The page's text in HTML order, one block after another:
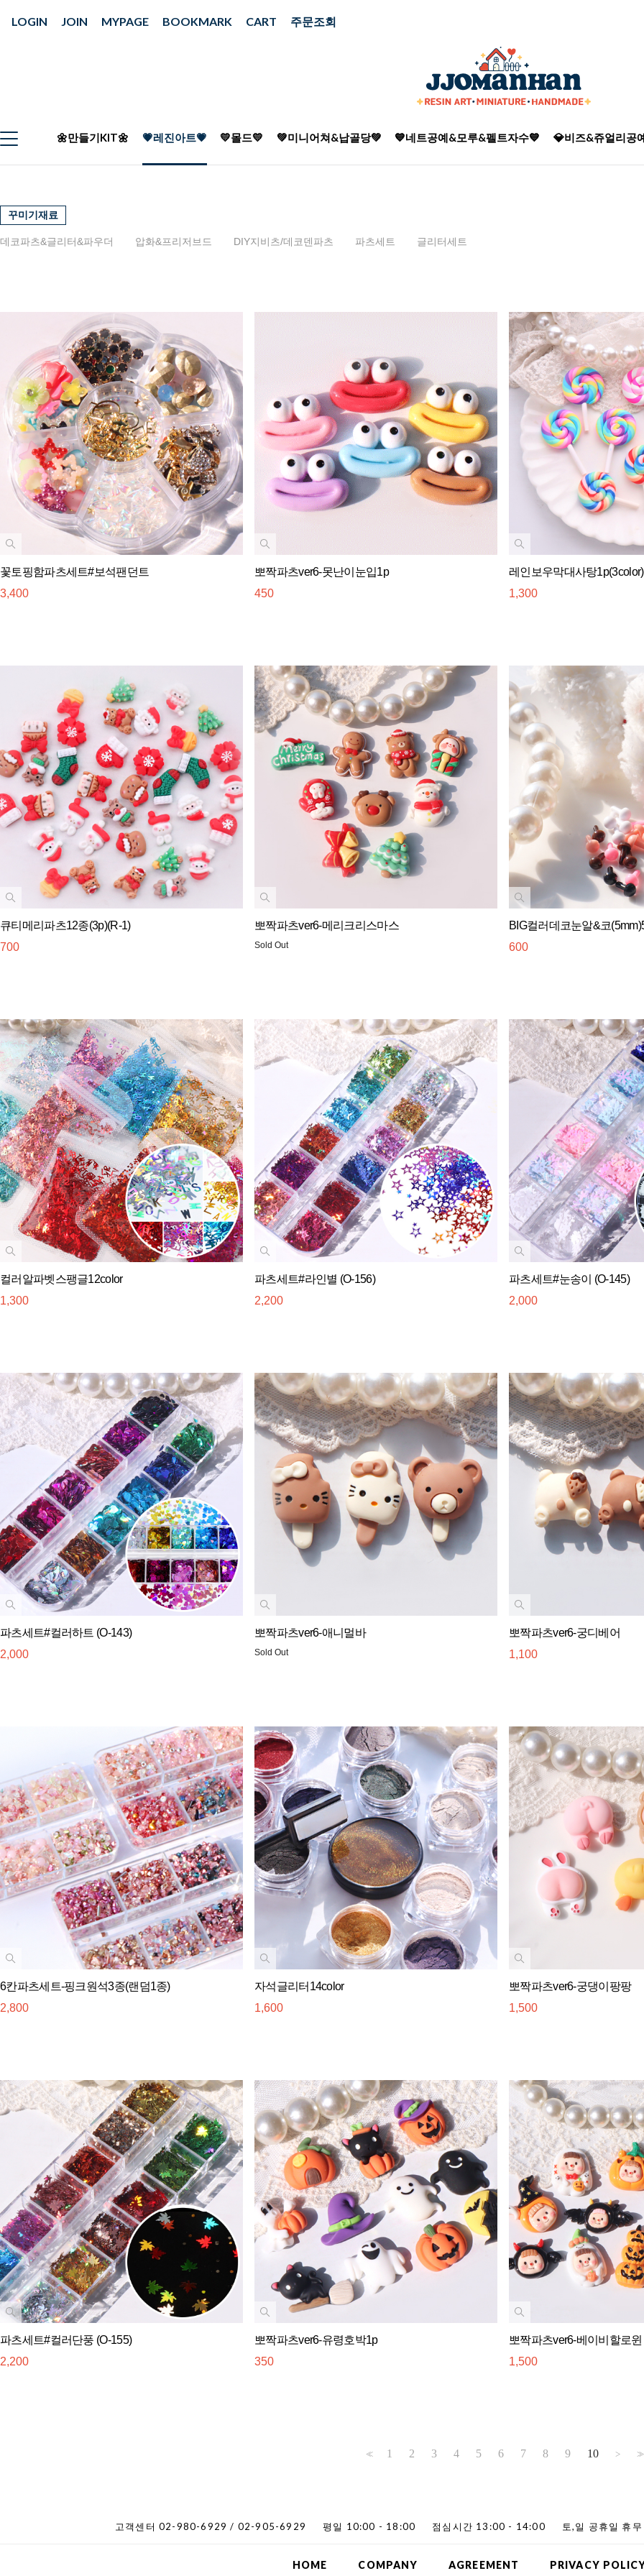
LOGIN JOIN MYPAGE BOOKMARK CART 주문조회
🌼만들기KIT🌼 💗레진아트💗 💛몰드💛 💚미니어쳐&납골당💚 💙네트공예&모루&펠트자수💙 💎비즈&쥬얼리공
꾸미기재료
데코파츠&글리터&파우더 압화&프리저브드 DIY지비츠/데코덴파츠 파츠세트 글리터세트
꽃토핑함파츠세트#보석팬던트
3,400
뽀짝파츠ver6-못난이눈입1p
450
레인보우막대사탕1p(3color)
1,300
큐티메리파츠12종(3p)(R-1)
700
뽀짝파츠ver6-메리크리스마스
Sold Out
BIG컬러데코눈알&코
600
컬러알파벳스팽글12color
1,300
파츠세트#라인별 (O-156)
2,200
파츠세트#눈송이 (O-145)
2,000
파츠세트#컬러하트 (O-143)
2,000
뽀짝파츠ver6-애니멀바
Sold Out
뽀짝파츠ver6-궁디베어
1,100
6칸파츠세트-핑크원석3종(랜덤1종)
2,800
자석글리터14color
1,600
뽀짝파츠ver6-궁댕이팡팡
1,500
파츠세트#컬러단풍 (O-155)
2,200
뽀짝파츠ver6-유령호박1p
350
뽀짝파츠ver6-베이비할로윈
1,500
<< 1 2 3 4 5 6 7 8 9 10 > >>
고객센터 02-980-6929 / 02-905-6929 평일 10:00 - 18:00 점심시간 13:00 - 14:00 토,일 공휴일 휴무
HOME COMPANY AGREEMENT PRIVACY